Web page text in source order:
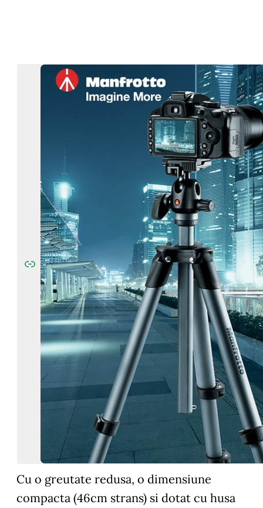
Cu o greutate redusa, o dimensiune
compacta (46cm strans) si dotat cu husa